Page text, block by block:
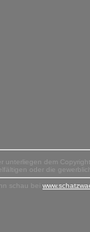
unterliegen dem
oder die
schau bei